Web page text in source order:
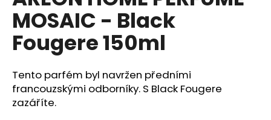
0,0
5
hvězdiček.
MOSAIC - Black
Fougere 150ml
Tento parfém byl navržen předními
francouzskými odborníky. S Black Fougere
zazáříte.
a
j
í
?